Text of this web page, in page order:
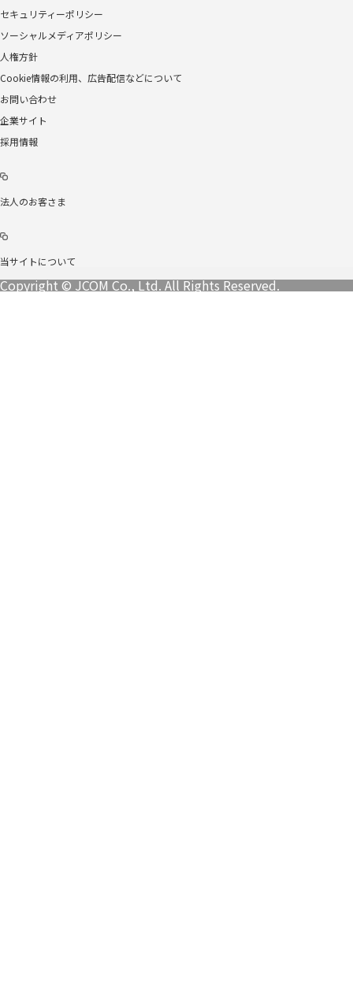
セキュリティーポリシー
ソーシャルメディアポリシー
人権方針
Cookie情報の利用、広告配信などについて
お問い合わせ
企業サイト
採用情報
法人のお客さま
当サイトについて
Copyright © JCOM Co., Ltd. All Rights Reserved.